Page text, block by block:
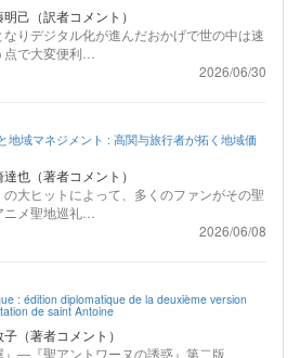
己（訳者コメント）
りデジタル化が進んだおかげで世の中は速
で大変便利…
2026/06/30
地域マネジメント : 高関与旅行者が拓く地域価
也（著者コメント）
大ヒットによって、多くのファンがその聖
メ聖地巡礼…
2026/06/08
: édition diplomatique de la deuxième version
de saint Antoine
（著者コメント）
』―『聖アントワーヌの誘惑』第二版